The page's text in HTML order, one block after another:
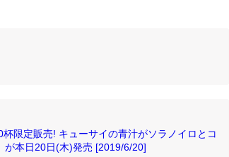
限定販売! キューサイの青汁がソラノイロとコ
が本日20日(木)発売 [2019/6/20]